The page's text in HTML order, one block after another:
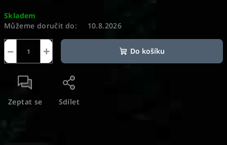
cena:
Skladem
Můžeme doručit do:
10.8.2026
+
− Do košíku
Zeptat se Sdílet